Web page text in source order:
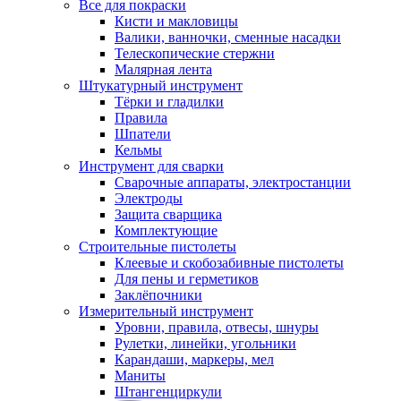
Все для покраски
Кисти и макловицы
Валики, ванночки, сменные насадки
Телескопические стержни
Малярная лента
Штукатурный инструмент
Тёрки и гладилки
Правила
Шпатели
Кельмы
Инструмент для сварки
Сварочные аппараты, электростанции
Электроды
Защита сварщика
Комплектующие
Строительные пистолеты
Клеевые и скобозабивные пистолеты
Для пены и герметиков
Заклёпочники
Измерительный инструмент
Уровни, правила, отвесы, шнуры
Рулетки, линейки, угольники
Карандаши, маркеры, мел
Маниты
Штангенциркули